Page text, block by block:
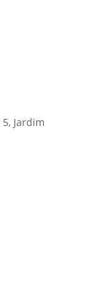
Jardim